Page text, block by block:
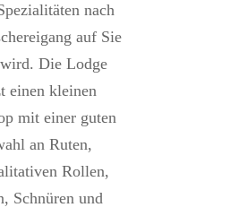
nach
auf Sie
Die Lodge
einen kleinen
mit einer guten
an Ruten,
Rollen,
Schnüren und